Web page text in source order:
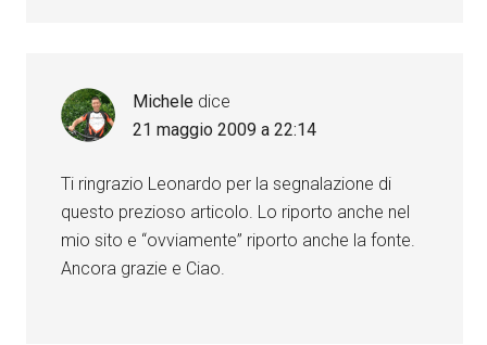
Michele dice
21 maggio 2009 a 22:14
Ti ringrazio Leonardo per la segnalazione di
questo prezioso articolo. Lo riporto anche nel
mio sito e “ovviamente” riporto anche la fonte.
Ancora grazie e Ciao.